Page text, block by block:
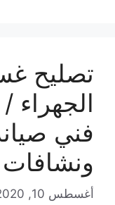
تصليح
فني
أغسطس 10, 2020